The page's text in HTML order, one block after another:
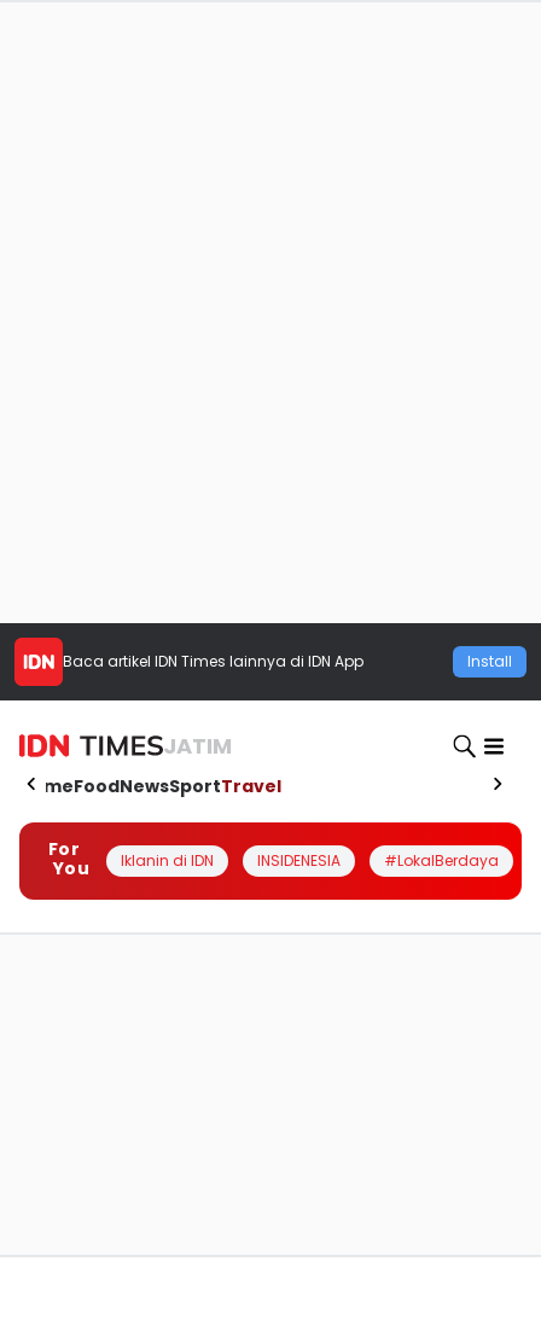
Baca artikel IDN Times lainnya di IDN App Install
JATIM
HomeFoodNewsSportTravel
For
You
Iklanin di IDN INSIDENESIA #LokalBerdaya